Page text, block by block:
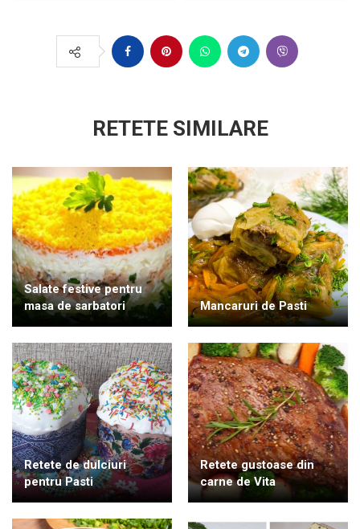
RETETE SIMILARE
Salate festive pentru
masa de sarbatori
Mancaruri de Pasti
Retete de dulciuri
pentru Pasti
Retete gustoase din
carne de Vita